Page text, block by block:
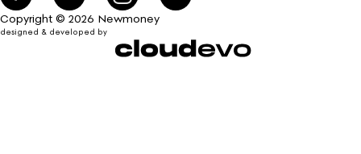
Copyright © 2026 Newmoney
designed & developed by